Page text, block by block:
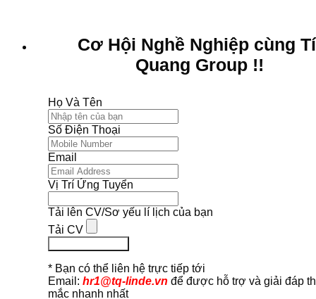
Cơ Hội Nghề Nghiệp cùng
Quang Group !!
Họ Và Tên
Số Điện Thoại
Email
Vị Trí Ứng Tuyển
Tải lên CV/Sơ yếu lí lịch của bạn
Tải CV
* Bạn có thể liên hệ trực tiếp tới
Email: hr1@tq-linde.vn để được hỗ trợ và giải đáp
mắc nhanh nhất